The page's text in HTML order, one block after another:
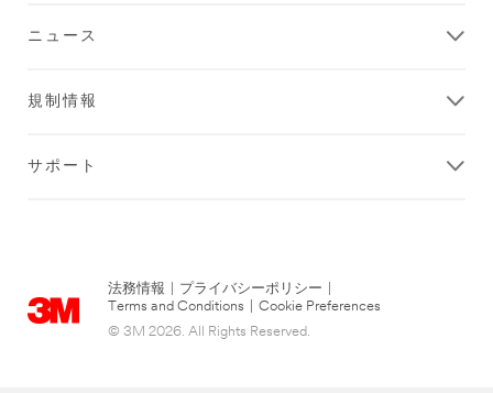
ニュース
規制情報
サポート
法務情報 プライバシーポリシー
Terms and Conditions
Cookie Preferences
© 3M 2026. All Rights Reserved.